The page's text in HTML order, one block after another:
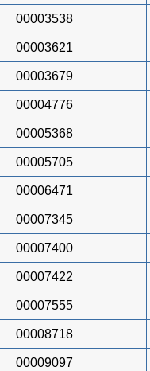
00003538
00003621
00003679
00004776
00005368
00005705
00006471
00007345
00007400
00007422
00007555
00008718
00009097